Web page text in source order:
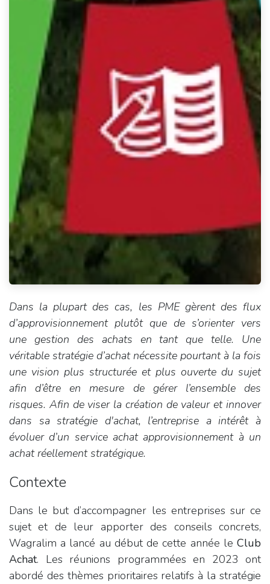
Dans la plupart des cas, les PME gèrent des flux
d’approvisionnement plutôt que de s’orienter vers
une gestion des achats en tant que telle. Une
véritable stratégie d’achat nécessite pourtant à la fois
une vision plus structurée et plus ouverte du sujet
afin d’être en mesure de gérer l’ensemble des
risques. Afin de viser la création de valeur et innover
dans sa stratégie d'achat, l’entreprise a intérêt à
évoluer d’un service achat approvisionnement à un
achat réellement stratégique.
Contexte
Dans le but d’accompagner les entreprises sur ce
sujet et de leur apporter des conseils concrets,
Wagralim a lancé au début de cette année le Club
Achat. Les réunions programmées en 2023 ont
abordé des thèmes prioritaires relatifs à la stratégie